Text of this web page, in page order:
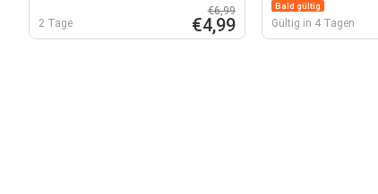
2 Tage
€6,99
€4,99
Bald gültig
Gültig in 4 Tagen